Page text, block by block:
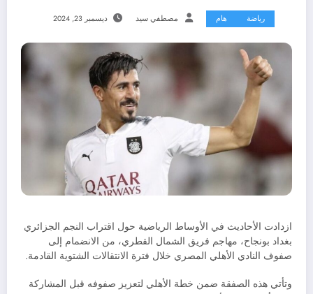
رياضة هام مصطفي سيد ديسمبر 23, 2024
ازدادت الأحاديث في الأوساط الرياضية حول اقتراب النجم الجزائري
بغداد بونجاح، مهاجم فريق الشمال القطري، من الانضمام إلى
صفوف النادي الأهلي المصري خلال فترة الانتقالات الشتوية القادمة.
وتأتي هذه الصفقة ضمن خطة الأهلي لتعزيز صفوفه قبل المشاركة